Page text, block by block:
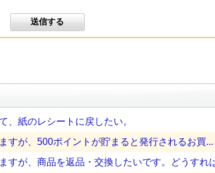
、紙のレシートに戻したい。
すが、500ポイントが貯まると発行されるお買...
すが、商品を返品・交換したいです。どうすれ